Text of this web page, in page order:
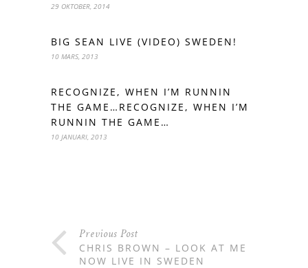
29 OKTOBER, 2014
BIG SEAN LIVE (VIDEO) SWEDEN!
10 MARS, 2013
RECOGNIZE, WHEN I’M RUNNIN
THE GAME…RECOGNIZE, WHEN I’M
RUNNIN THE GAME…
10 JANUARI, 2013
Previous Post
CHRIS BROWN – LOOK AT ME
NOW LIVE IN SWEDEN